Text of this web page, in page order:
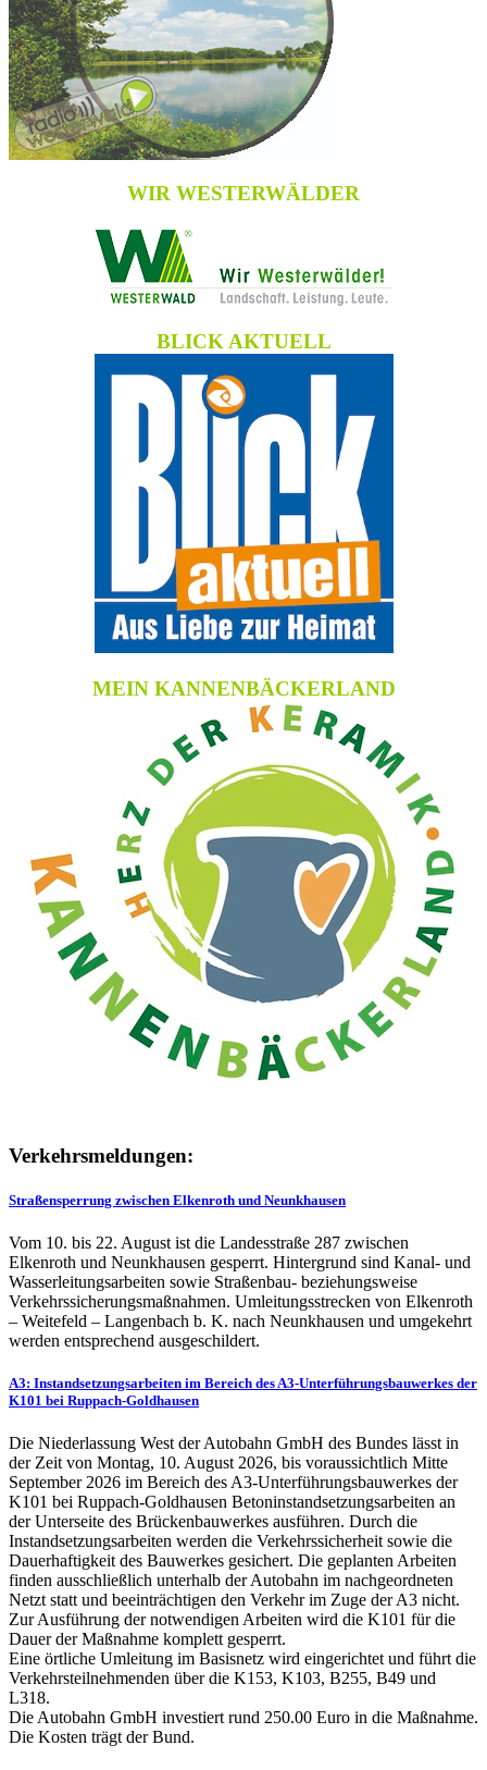
WIR WESTERWÄLDER
BLICK AKTUELL
MEIN KANNENBÄCKERLAND
Verkehrsmeldungen:
Straßensperrung zwischen Elkenroth und Neunkhausen
Vom 10. bis 22. August ist die Landesstraße 287 zwischen
Elkenroth und Neunkhausen gesperrt. Hintergrund sind Kanal- und
Wasserleitungsarbeiten sowie Straßenbau- beziehungsweise
Verkehrssicherungsmaßnahmen. Umleitungsstrecken von Elkenroth
– Weitefeld – Langenbach b. K. nach Neunkhausen und umgekehrt
werden entsprechend ausgeschildert.
A3: Instandsetzungsarbeiten im Bereich des A3-Unterführungsbauwerkes der
K101 bei Ruppach-Goldhausen
Die Niederlassung West der Autobahn GmbH des Bundes lässt in
der Zeit von Montag, 10. August 2026, bis voraussichtlich Mitte
September 2026 im Bereich des A3-Unterführungsbauwerkes der
K101 bei Ruppach-Goldhausen Betoninstandsetzungsarbeiten an
der Unterseite des Brückenbauwerkes ausführen. Durch die
Instandsetzungsarbeiten werden die Verkehrssicherheit sowie die
Dauerhaftigkeit des Bauwerkes gesichert. Die geplanten Arbeiten
finden ausschließlich unterhalb der Autobahn im nachgeordneten
Netzt statt und beeinträchtigen den Verkehr im Zuge der A3 nicht.
Zur Ausführung der notwendigen Arbeiten wird die K101 für die
Dauer der Maßnahme komplett gesperrt.
Eine örtliche Umleitung im Basisnetz wird eingerichtet und führt die
Verkehrsteilnehmenden über die K153, K103, B255, B49 und
L318.
Die Autobahn GmbH investiert rund 250.00 Euro in die Maßnahme.
Die Kosten trägt der Bund.